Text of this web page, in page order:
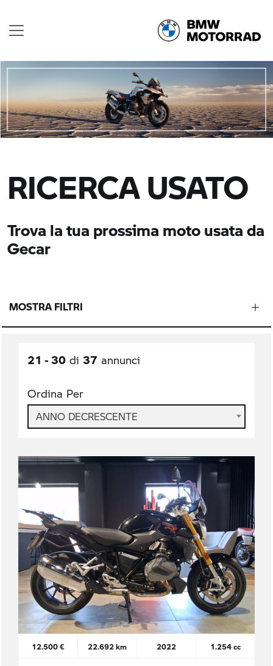
RICERCA USATO
Trova la tua prossima moto usata da
Gecar
MOSTRA FILTRI
21 - 30 di 37 annunci
Ordina Per
ANNO DECRESCENTE
12.500 € 22.692 km 2022 1.254 cc